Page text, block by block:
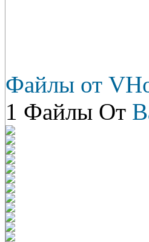
Файлы от
1 Файлы От